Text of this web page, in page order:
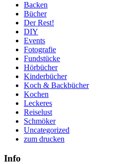
Backen
Bücher
Der Rest!
DIY
Events
Fotografie
Fundstücke
Hörbücher
Kinderbücher
Koch & Backbücher
Kochen
Leckeres
Reiselust
Schmöker
Uncategorized
zum drucken
Info